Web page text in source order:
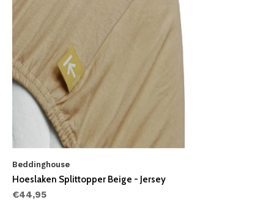
Beddinghouse
Hoeslaken Splittopper Beige - Jersey
€44,95